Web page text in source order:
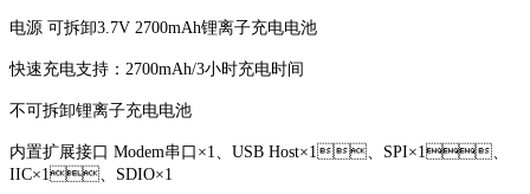
电源 可拆卸3.7V 2700mAh锂离子充电电池
快速充电支持：2700mAh/3小时充电时间
不可拆卸锂离子充电电池
内置扩展接口 Modem串口×1、USB Host×1、SPI×1、
IIC×1、SDIO×1